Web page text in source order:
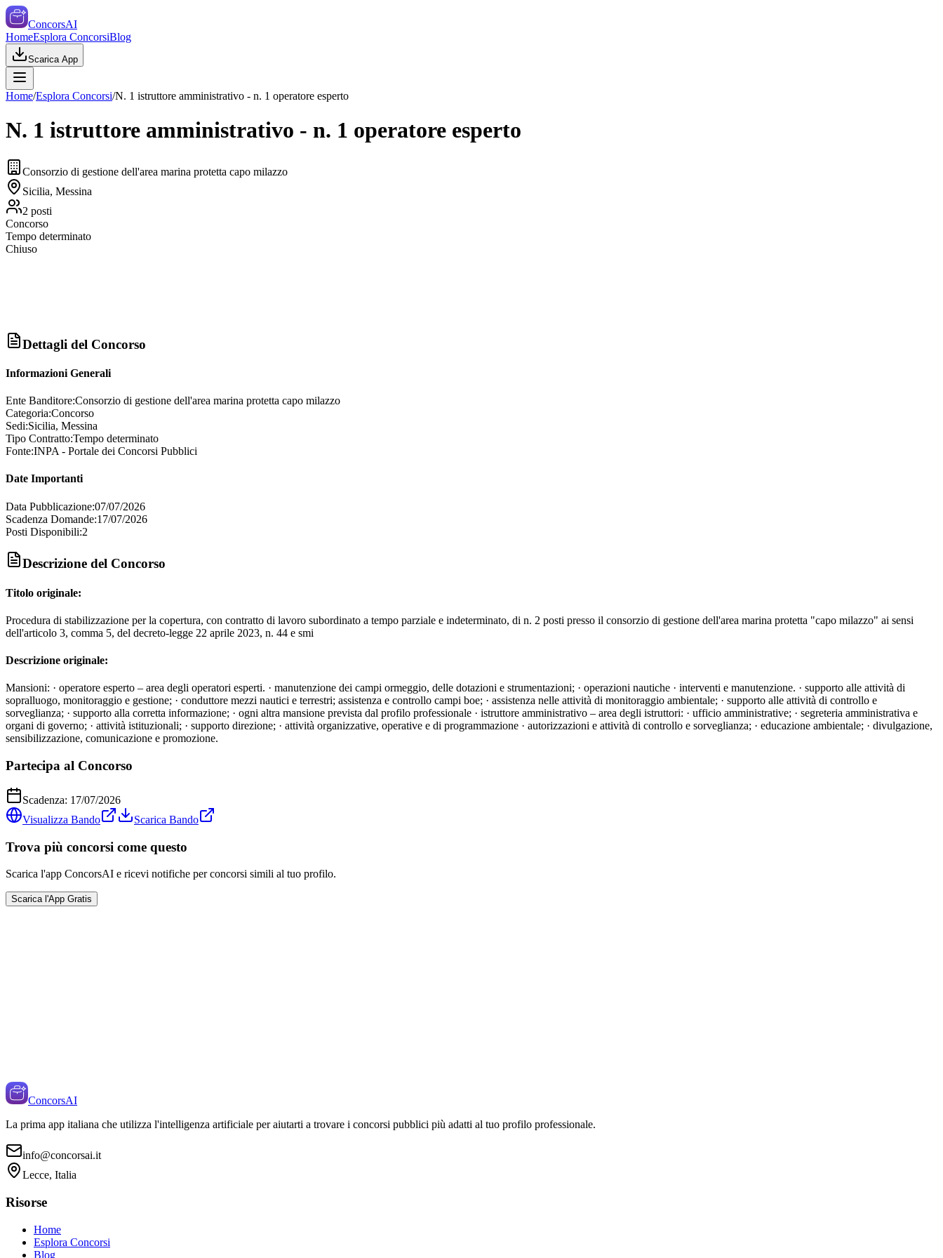
ConcorsAI
HomeEsplora ConcorsiBlog
Scarica App
Home/Esplora Concorsi/N. 1 istruttore amministrativo - n. 1 operatore esperto
N. 1 istruttore amministrativo - n. 1 operatore esperto
Consorzio di gestione dell'area marina protetta capo milazzo
Sicilia, Messina
2 posti
Concorso
Tempo determinato
Chiuso
Dettagli del Concorso
Informazioni Generali
Ente Banditore:Consorzio di gestione dell'area marina protetta capo milazzo
Categoria:Concorso
Sedi:Sicilia, Messina
Tipo Contratto:Tempo determinato
Fonte:INPA - Portale dei Concorsi Pubblici
Date Importanti
Data Pubblicazione:07/07/2026
Scadenza Domande:17/07/2026
Posti Disponibili:2
Descrizione del Concorso
Titolo originale:
Procedura di stabilizzazione per la copertura, con contratto di lavoro subordinato a tempo parziale e indeterminato, di n. 2 posti presso il consorzio di gestione dell'area marina protetta "capo milazzo" ai sensi
dell'articolo 3, comma 5, del decreto-legge 22 aprile 2023, n. 44 e smi
Descrizione originale:
Mansioni: · operatore esperto – area degli operatori esperti. · manutenzione dei campi ormeggio, delle dotazioni e strumentazioni; · operazioni nautiche · interventi e manutenzione. · supporto alle attività di
sopralluogo, monitoraggio e gestione; · conduttore mezzi nautici e terrestri; assistenza e controllo campi boe; · assistenza nelle attività di monitoraggio ambientale; · supporto alle attività di controllo e
sorveglianza; · supporto alla corretta informazione; · ogni altra mansione prevista dal profilo professionale · istruttore amministrativo – area degli istruttori: · ufficio amministrative; · segreteria amministrativa e
organi di governo; · attività istituzionali; · supporto direzione; · attività organizzative, operative e di programmazione · autorizzazioni e attività di controllo e sorveglianza; · educazione ambientale; · divulgazione,
sensibilizzazione, comunicazione e promozione.
Partecipa al Concorso
Scadenza: 17/07/2026
Visualizza Bando
Scarica Bando
Trova più concorsi come questo
Scarica l'app ConcorsAI e ricevi notifiche per concorsi simili al tuo profilo.
Scarica l'App Gratis
ConcorsAI
La prima app italiana che utilizza l'intelligenza artificiale per aiutarti a trovare i concorsi pubblici più adatti al tuo profilo professionale.
info@concorsai.it
Lecce, Italia
Risorse
Home
Esplora Concorsi
Blog